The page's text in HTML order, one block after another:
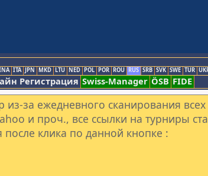
ITA JPN MKD LTU NED POL POR ROU RUS SRB SVK SWE TUR
Регистрация Swiss-Manager ÖSB FIDE
за ежедневного сканирования всех
и проч., все ссылки на турниры
клика по данной кнопке :